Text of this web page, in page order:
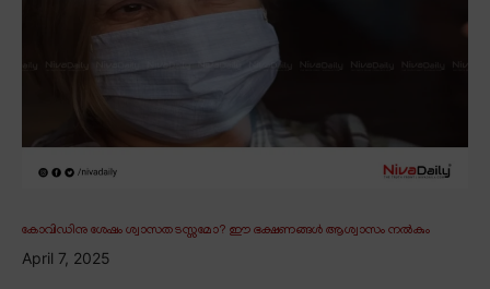
കോവിഡിനു ശേഷം ശ്വാസതടസ്സമോ? ഈ ഭക്ഷണങ്ങൾ ആശ്വാസം നൽകും
April 7, 2025